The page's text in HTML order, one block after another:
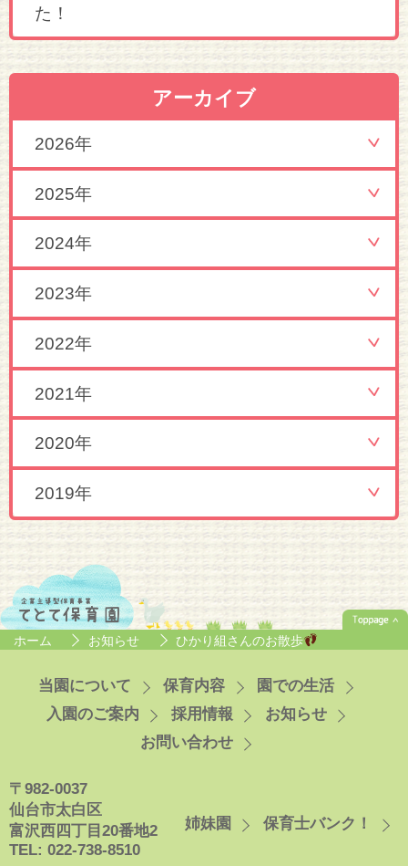
た！
アーカイブ
2026年
2025年
2024年
2023年
2022年
2021年
2020年
2019年
ホーム お知らせ ひかり組さんのお散歩
当園について 保育内容
園での生活
入園のご案内
採用情報
お知らせ
お問い合わせ
〒982-0037
仙台市太白区
富沢西四丁目20番地2
TEL: 022-738-8510
姉妹園 保育士バンク！